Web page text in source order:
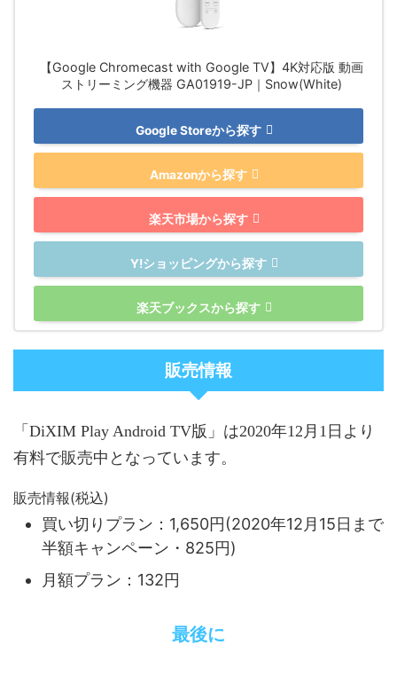
【Google Chromecast with Google TV】4K対応版 動画
ストリーミング機器 GA01919-JP｜Snow(White)
Google Storeから探す
Amazonから探す
楽天市場から探す
Y!ショッピングから探す
楽天ブックスから探す
販売情報
「DiXIM Play Android TV版」は2020年12月1日より
有料で販売中 となっています。
販売情報(税込)
買い切りプラン：1,650円(2020年12月15日まで
半額キャンペーン・825円)
月額プラン：132円
最後に